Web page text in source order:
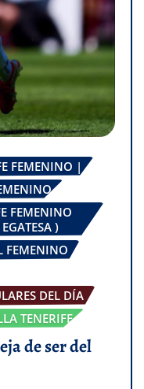
FEMENINO |
FEMENINO
)
FEMENINO
DEL DÍA
TENERIFE
de ser del